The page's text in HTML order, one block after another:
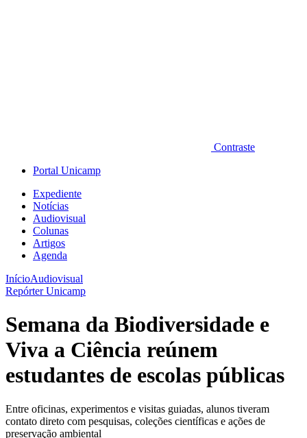
Contraste
Portal Unicamp
Expediente
Notícias
Audiovisual
Colunas
Artigos
Agenda
InícioAudiovisual
Repórter Unicamp
Semana da Biodiversidade e
Viva a Ciência reúnem
estudantes de escolas públicas
Entre oficinas, experimentos e visitas guiadas, alunos tiveram
contato direto com pesquisas, coleções científicas e ações de
preservação ambiental